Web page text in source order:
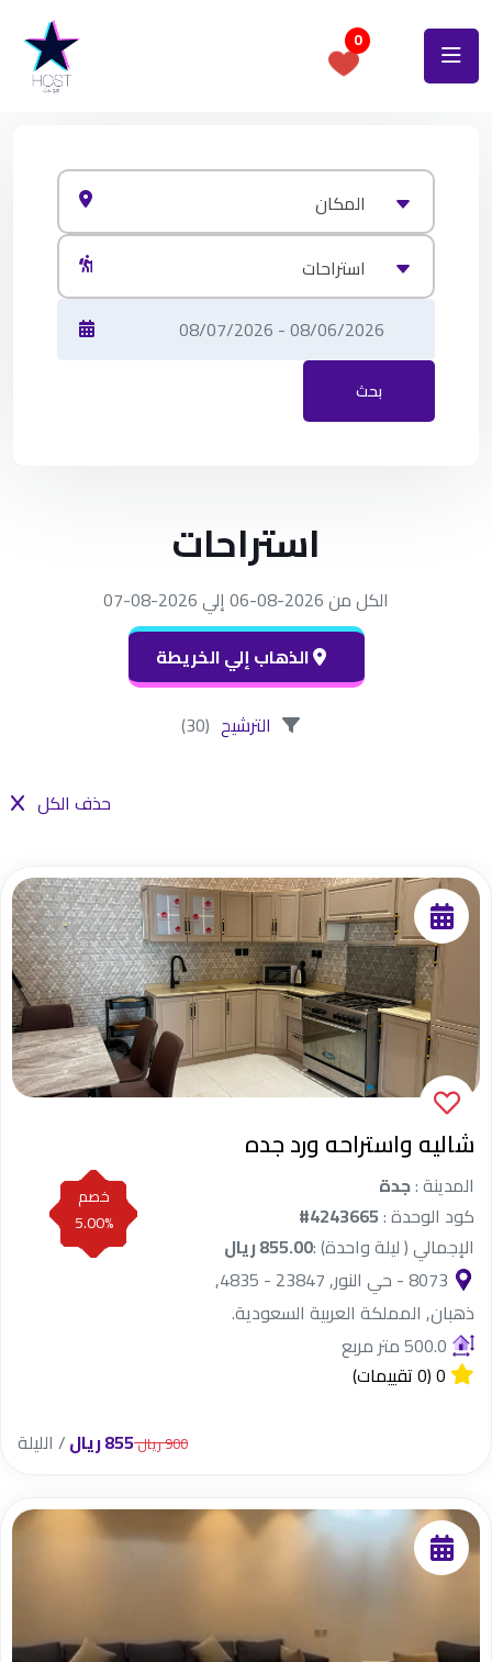
0
المكان
استراحات
بحث
استراحات
الكل من 2026-08-06 إلي 2026-08-07
الذهاب إلي الخريطة
الترشيح (30)
حذف الكل
شاليه واستراحه ورد جده
المدينة :جدة
كود الوحدة :#4243665
الإجمالي ( ليلة واحدة) :855.00 ريال
8073 - حي النور, 23847 - 4835,
ذهبان, المملكة العربية السعودية.
500.0 متر مربع
خصم
5.00%
0(0 تقييمات)
900 ريال 855 ريال / الليلة